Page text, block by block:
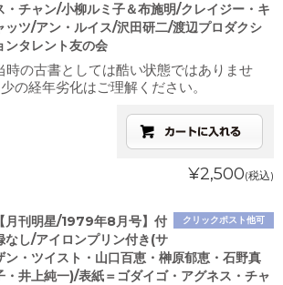
・チャン/小柳ルミ子＆布施明/クレイジー・キ
ッツ/アン・ルイス/沢田研二/渡辺プロダクシ
ンタレント友の会
時の古書としては酷い状態ではありませ
の経年劣化はご理解ください。
¥2,500(税込)
クリックポスト他可
【月刊明星/1979年8月号】付
なし/アイロンプリン付き(サ
ン・ツイスト・山口百恵・榊原郁恵・石野真
・井上純一)/表紙＝ゴダイゴ・アグネス・チャ